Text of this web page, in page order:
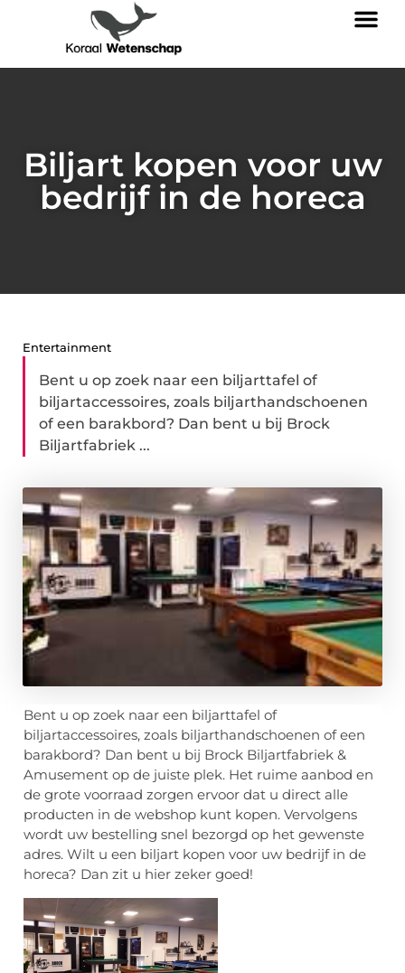
Biljart kopen voor uw
bedrijf in de horeca
Entertainment
Bent u op zoek naar een biljarttafel of
biljartaccessoires, zoals biljarthandschoenen
of een barakbord? Dan bent u bij Brock
Biljartfabriek ...
Bent u op zoek naar een biljarttafel of
biljartaccessoires, zoals biljarthandschoenen of een
barakbord? Dan bent u bij Brock Biljartfabriek &
Amusement op de juiste plek. Het ruime aanbod en
de grote voorraad zorgen ervoor dat u direct alle
producten in de webshop kunt kopen. Vervolgens
wordt uw bestelling snel bezorgd op het gewenste
adres. Wilt u een biljart kopen voor uw bedrijf in de
horeca? Dan zit u hier zeker goed!